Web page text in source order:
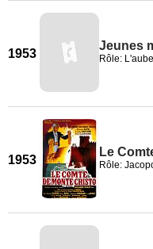
1953
Jeunes
Rôle:
1953
Le
Rôle: